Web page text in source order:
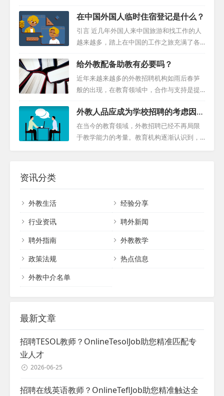
的文化遗产，使北京居民沉浸在丰富的传统
中。同时，北京的国际学校、全球商业组织
和国际活动，为外...
说，中国的语言和文化是他们面临的第一道
难关。掌握基本的中文交流能力，无论是普
通话还是地方方言，都是与同事、客户和当
地居民建立良好关系的基石。此外，了解中
二、专业能力的提升与适应 在中国，各个行
业都在迅速发展，这意味着外国人来华找工
作需要不...
而，面对陌生的文化和工作环境，他们可能
会遇到一系列挑战。本文旨在为在华外教寻
求帮助提供一份实用指南，帮助他们有效应
对这些挑战。 一、与学校和机构建立有效沟
通 面对合同纠纷、调动或其他问题，外籍教
师应首先尝试与所在学校和机构进行开放、
诚实的沟通。通过建设性的谈判，寻求双方
都能接受的解决方案。有时，提供合理的经
策略。 二、明确签证转让权利 对于已完成一
年服务的外籍教师，了解自己在签证转让方
面...
在中国外国人临时住宿登记是什么？
引言 近几年外国人来中国旅游和找工作的人
越来越多，踏上在中国的工作之旅充满了各
种激动人心的机遇，但同时也伴随着一些必
要的行政程序。其中，外国人临时住宿登记
是必不可少的一步。本指南将为您提供详尽
的信息，以确保您在中国停留期间顺利且合
规。 了解临时住宿登记表 这张表格对于您在
中国的顺利居留至关重要。无论您是入住酒
店、学校、企业、机构还是其他任何场所，
只要您没有中国大陆身份证，都需要填写“临
给外教配备助教有必要吗？
近年来越来越多的外教招聘机构如雨后春笋
般的出现，在教育领域中，合作与支持是提
升教学效果的关键。其中，外籍教师与外教
助教之间的合作，在很多情况下，能够为课
堂带来新的活力和深度。本文将深入探讨哪
里招聘外教？以及配备外教助教在外籍教师
作用。他们可以协助外籍教师完成一些日常
的照顾工作，如帮助学生洗手、穿衣等，确
外教人品应成为学校招聘的考虑因素
之一
在当今的教育领域，外教招聘已经不再局限
于教学能力的考量。教育机构逐渐认识到，
仅是知识的传授者，他们通过自身的行为和
价值观，成为学生心目中有影响力的榜样。
他们的诚实、正直和责任感等品质，激励着
学生追求学术卓越和形成良好的品德。外籍
教师的这种积极影响，使得他们在学生心中
占据了特殊的地位。 外籍教师的影响力不仅
资讯分类
外教生活
经验分享
行业资讯
聘外新闻
聘外指南
外教教学
政策法规
热点信息
外教中介名单
最新文章
招聘TESOL教师？OnlineTesolJob助您精准匹配专
业人才
2026-06-25
招聘在线英语教师？OnlineTeflJob助您精准触达全